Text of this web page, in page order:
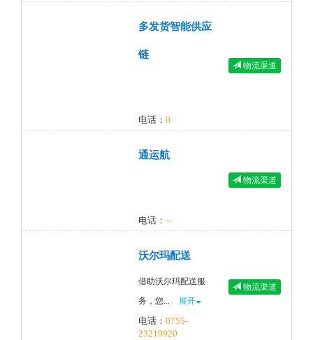
多发货智能供应
链
电话： 0
物流渠道
通运航
电话： --
物流渠道
沃尔玛配送
借助沃尔玛配送服
务，您...
展开
电话： 0755-
23219920
物流渠道